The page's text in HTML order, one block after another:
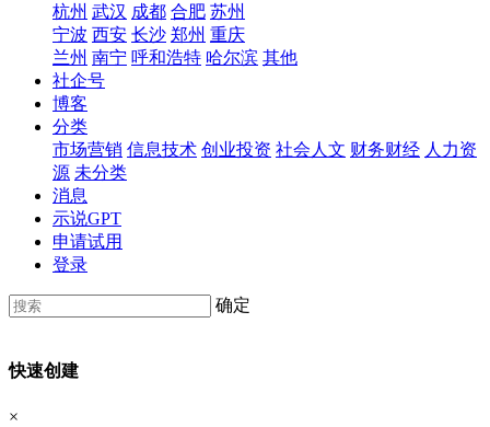
杭州 武汉 成都 合肥 苏州
宁波 西安 长沙 郑州 重庆
兰州 南宁 呼和浩特 哈尔滨 其他
社企号
博客
分类
市场营销 信息技术 创业投资 社会人文 财务财经 人力资
源 未分类
消息
示说GPT
申请试用
登录
确定
快速创建
×